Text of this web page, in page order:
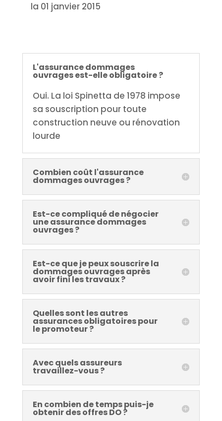
la 01 janvier 2015
L'assurance dommages
ouvrages est-elle obligatoire ?
Oui. La loi Spinetta de 1978 impose
sa souscription pour toute
construction neuve ou rénovation
lourde
Combien coût l'assurance
dommages ouvrages ?
Est-ce compliqué de négocier
une assurance dommages
ouvrages ?
Est-ce que je peux souscrire la
dommages ouvrages après
avoir fini les travaux ?
Quelles sont les autres
assurances obligatoires pour
le promoteur ?
Avec quels assureurs
travaillez-vous ?
En combien de temps puis-je
obtenir des offres DO ?